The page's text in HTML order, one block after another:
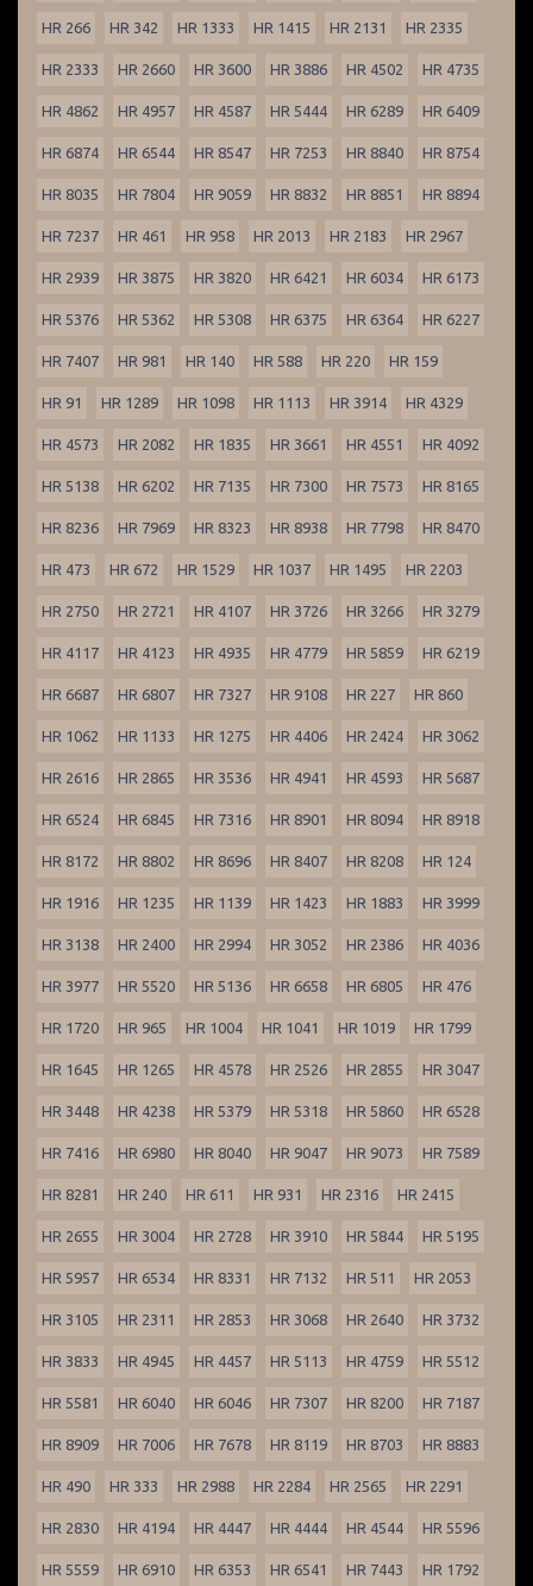
HR 266 HR 342 HR 1333 HR 1415 HR 2131 HR 2335
HR 2333 HR 2660 HR 3600 HR 3886 HR 4502 HR 4735
HR 4862 HR 4957 HR 4587 HR 5444 HR 6289 HR 6409
HR 6874 HR 6544 HR 8547 HR 7253 HR 8840 HR 8754
HR 8035 HR 7804 HR 9059 HR 8832 HR 8851 HR 8894
HR 7237 HR 461 HR 958 HR 2013 HR 2183 HR 2967
HR 2939 HR 3875 HR 3820 HR 6421 HR 6034 HR 6173
HR 5376 HR 5362 HR 5308 HR 6375 HR 6364 HR 6227
HR 7407 HR 981 HR 140 HR 588 HR 220 HR 159
HR 91 HR 1289 HR 1098 HR 1113 HR 3914 HR 4329
HR 4573 HR 2082 HR 1835 HR 3661 HR 4551 HR 4092
HR 5138 HR 6202 HR 7135 HR 7300 HR 7573 HR 8165
HR 8236 HR 7969 HR 8323 HR 8938 HR 7798 HR 8470
HR 473 HR 672 HR 1529 HR 1037 HR 1495 HR 2203
HR 2750 HR 2721 HR 4107 HR 3726 HR 3266 HR 3279
HR 4117 HR 4123 HR 4935 HR 4779 HR 5859 HR 6219
HR 6687 HR 6807 HR 7327 HR 9108 HR 227 HR 860
HR 1062 HR 1133 HR 1275 HR 4406 HR 2424 HR 3062
HR 2616 HR 2865 HR 3536 HR 4941 HR 4593 HR 5687
HR 6524 HR 6845 HR 7316 HR 8901 HR 8094 HR 8918
HR 8172 HR 8802 HR 8696 HR 8407 HR 8208 HR 124
HR 1916 HR 1235 HR 1139 HR 1423 HR 1883 HR 3999
HR 3138 HR 2400 HR 2994 HR 3052 HR 2386 HR 4036
HR 3977 HR 5520 HR 5136 HR 6658 HR 6805 HR 476
HR 1720 HR 965 HR 1004 HR 1041 HR 1019 HR 1799
HR 1645 HR 1265 HR 4578 HR 2526 HR 2855 HR 3047
HR 3448 HR 4238 HR 5379 HR 5318 HR 5860 HR 6528
HR 7416 HR 6980 HR 8040 HR 9047 HR 9073 HR 7589
HR 8281 HR 240 HR 611 HR 931 HR 2316 HR 2415
HR 2655 HR 3004 HR 2728 HR 3910 HR 5844 HR 5195
HR 5957 HR 6534 HR 8331 HR 7132 HR 511 HR 2053
HR 3105 HR 2311 HR 2853 HR 3068 HR 2640 HR 3732
HR 3833 HR 4945 HR 4457 HR 5113 HR 4759 HR 5512
HR 5581 HR 6040 HR 6046 HR 7307 HR 8200 HR 7187
HR 8909 HR 7006 HR 7678 HR 8119 HR 8703 HR 8883
HR 490 HR 333 HR 2988 HR 2284 HR 2565 HR 2291
HR 2830 HR 4194 HR 4447 HR 4444 HR 4544 HR 5596
HR 5559 HR 6910 HR 6353 HR 6541 HR 7443 HR 1792